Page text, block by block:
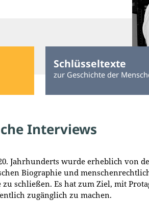
Schlüsseltexte
zur Geschichte der
Interviews
Jahrhunderts wurde erheblich von
Biographie und
schließen. Es hat zum Ziel, mit
zugänglich zu machen.